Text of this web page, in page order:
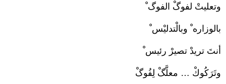
وتعليتْ لفوگْ الفوگ ْ
بالوزاره ْ وبالْتدليْس ْ
أنتَ تريدْ تصيرْ رئيس ْ
وتَرَكُوكْ … معلَّگْ لِفُوگْ